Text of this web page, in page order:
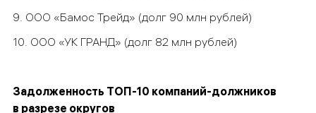
9. ООО «Бамос Трейд» (долг 90 млн рублей)
10. ООО «УК ГРАНД» (долг 82 млн рублей)
Задолженность ТОП-10 компаний-должников
в разрезе округов